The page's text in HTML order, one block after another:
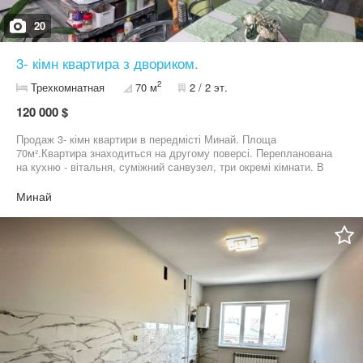
20
3- кімн квартира з двориком.
Трехкомнатная 70 м2 2 / 2 эт.
120 000 $
Продаж 3- кімн квартири в передмісті Минай. Площа
70м².Квартира знаходиться на другому поверсі. Перепланована
на кухню - вітальня, суміжний санвузел, три окремі кімнати. В
квартири іде підвал площею 50 м² облаштований під майстерню.
машину. Переоформлення мінімальне. Більше інформації по
Минай